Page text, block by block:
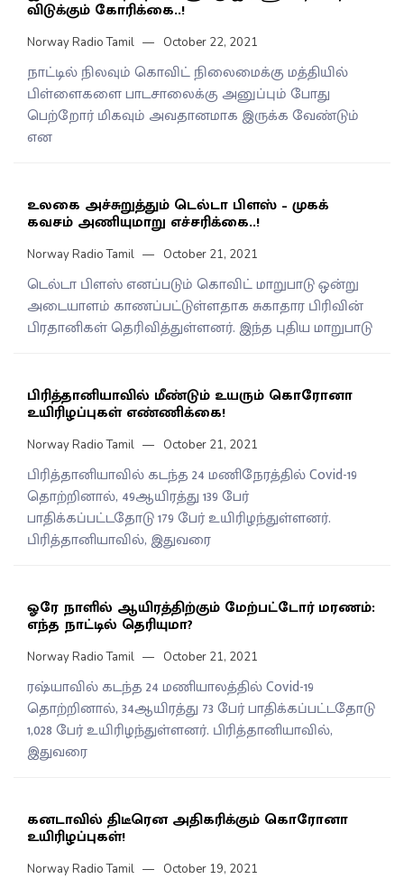
விடுக்கும் கோரிக்கை..!
Norway Radio Tamil October 22, 2021
நாட்டில் நிலவும் கொவிட் நிலைமைக்கு மத்தியில்
பிள்ளைகளை பாடசாலைக்கு அனுப்பும் போது
பெற்றோர் மிகவும் அவதானமாக இருக்க வேண்டும்
என
உலகை அச்சுறுத்தும் டெல்டா பிளஸ் – முகக்
கவசம் அணியுமாறு எச்சரிக்கை..!
Norway Radio Tamil October 21, 2021
டெல்டா பிளஸ் எனப்படும் கொவிட் மாறுபாடு ஒன்று
அடையாளம் காணப்பட்டுள்ளதாக சுகாதார பிரிவின்
பிரதானிகள் தெரிவித்துள்ளனர். இந்த புதிய மாறுபாடு
பிரித்தானியாவில் மீண்டும் உயரும் கொரோனா
உயிரிழப்புகள் எண்ணிக்கை!
Norway Radio Tamil October 21, 2021
பிரித்தானியாவில் கடந்த 24 மணிநேரத்தில் Covid-19
தொற்றினால், 49ஆயிரத்து 139 பேர்
பாதிக்கப்பட்டதோடு 179 பேர் உயிரிழந்துள்ளனர்.
பிரித்தானியாவில், இதுவரை
ஓரே நாளில் ஆயிரத்திற்கும் மேற்பட்டோர் மரணம்:
எந்த நாட்டில் தெரியுமா?
Norway Radio Tamil October 21, 2021
ரஷ்யாவில் கடந்த 24 மணியாலத்தில் Covid-19
தொற்றினால், 34ஆயிரத்து 73 பேர் பாதிக்கப்பட்டதோடு
1,028 பேர் உயிரிழந்துள்ளனர். பிரித்தானியாவில்,
இதுவரை
கனடாவில் திடீரென அதிகரிக்கும் கொரோனா
உயிரிழப்புகள்!
Norway Radio Tamil October 19, 2021